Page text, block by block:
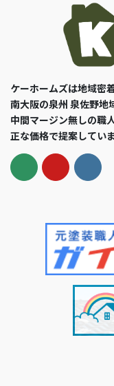
ケーホームズは地域密
南大阪の泉州 泉佐野地
中間マージン無しの職
正な価格で提案していま